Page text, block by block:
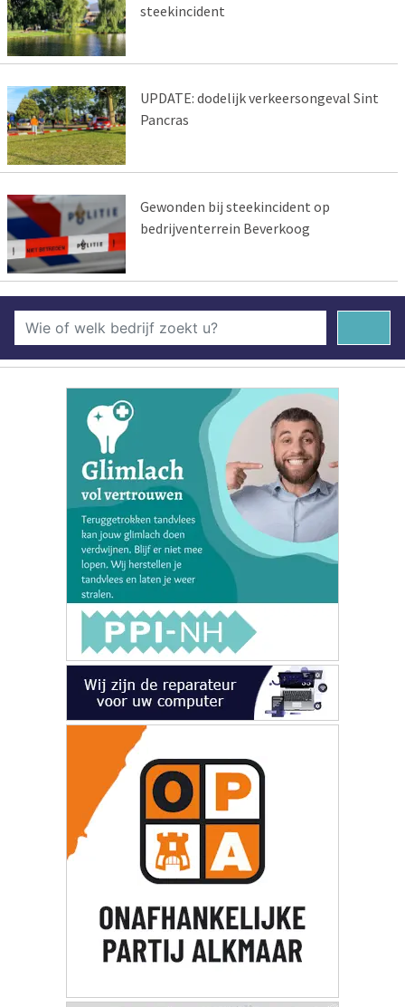
steekincident
UPDATE: dodelijk verkeersongeval Sint
Pancras
Gewonden bij steekincident op
bedrijventerrein Beverkoog